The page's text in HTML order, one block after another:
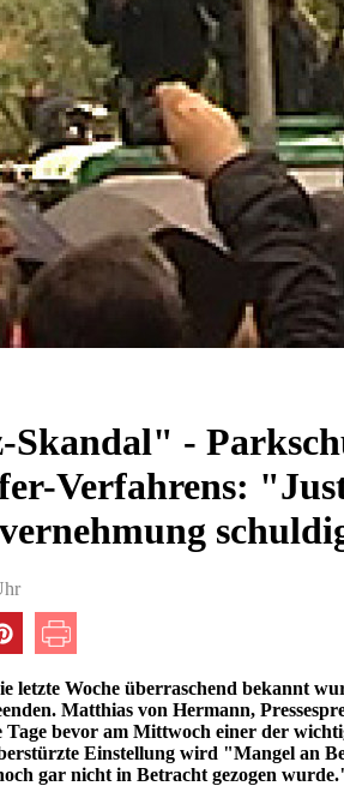
-
Verfahrens:
letzte Woche überraschend bekannt
Matthias von Hermann,
Tage bevor am Mittwoch einer der
Einstellung wird "Mangel an
gar nicht in Betracht gezogen